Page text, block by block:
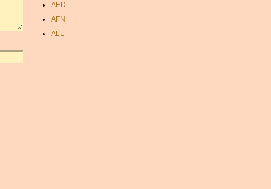
AED
AFN
ALL